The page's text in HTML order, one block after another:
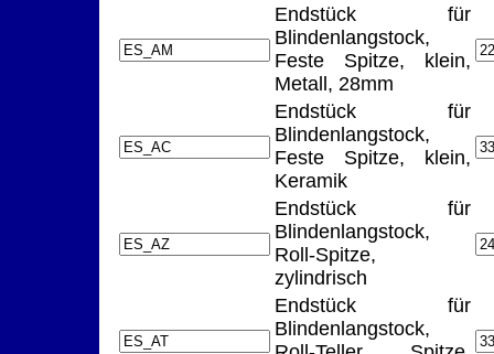
Endstück für
Blindenlangstock,
Feste Spitze, klein,
Metall, 28mm
Endstück für
Blindenlangstock,
Feste Spitze, klein,
Keramik
Endstück für
Blindenlangstock,
Roll-Spitze,
zylindrisch
Endstück für
Blindenlangstock,